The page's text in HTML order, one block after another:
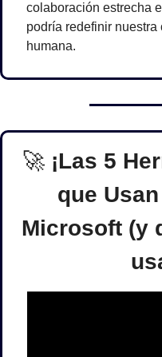
colaboración estrecha
podría redefinir
humana.
🚀 ¡Las 5
que
Microsoft (y